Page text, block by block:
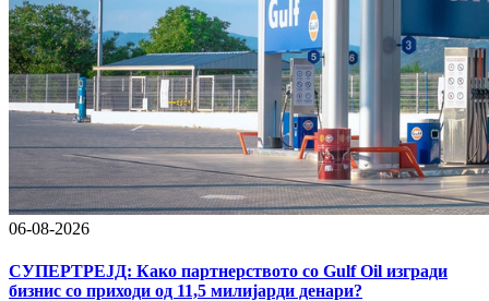
06-08-2026
СУПЕРТРЕЈД: Како партнерството со Gulf Oil изгради
бизнис со приходи од 11,5 милијарди денари?